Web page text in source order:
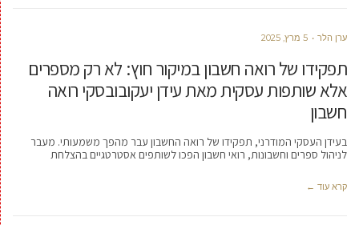
ערן הלר 5 מרץ, 2025
תפקידו של רואה חשבון במיקור חוץ: לא רק מספרים
אלא שותפות עסקית מאת עידן יעקובובסקי רואה
חשבון
בעידן העסקי המודרני, תפקידו של רואה החשבון עבר מהפך משמעותי. מעבר
לניהול ספרים וחשבונות, רואי חשבון הפכו לשותפים אסטרטגיים בהצלחת
קרא עוד ←